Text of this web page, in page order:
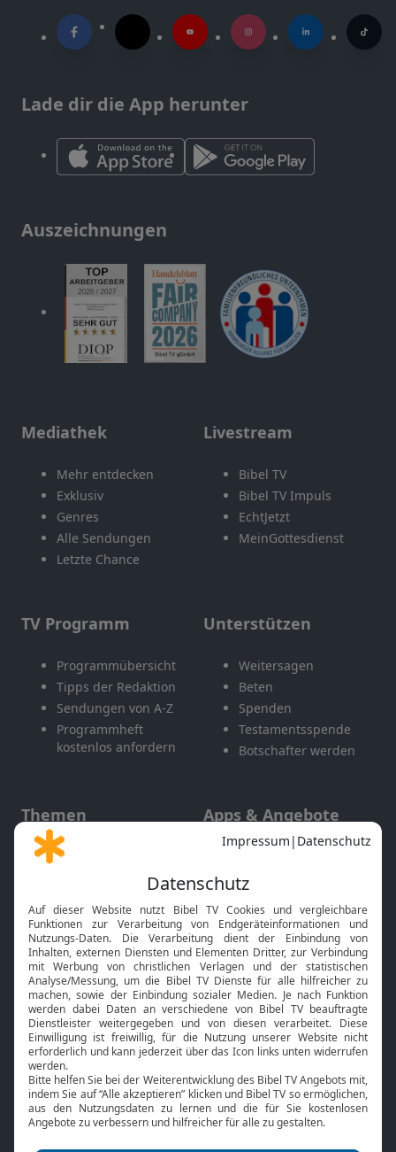
Lade dir die App herunter
Auszeichnungen
Mediathek
Mehr entdecken
Exklusiv
Genres
Alle Sendungen
Letzte Chance
Livestream
Bibel TV
Bibel TV Impuls
EchtJetzt
MeinGottesdienst
TV Programm
Programmübersicht
Tipps der Redaktion
Sendungen von A-Z
Programmheft
kostenlos anfordern
Unterstützen
Weitersagen
Beten
Spenden
Testamentsspende
Botschafter werden
Themen
Gott und Bibel erklärt
Neuigkeiten
Apps & Angebote
Mobile App
Smart TV
HbbTV
Bibelthek Online-Bibel
Nächster Gottesdienst
Bibel TV
Über uns
Jobs
Service
Kontakt
TV-Empfang